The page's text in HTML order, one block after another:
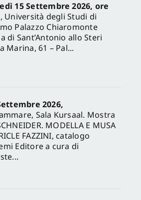
15 Settembre 2026, ore
Università degli Studi di
Palazzo Chiaromonte
di Sant’Antonio allo Steri
Marina, 61 – Pal...
2026,
Sala Kursaal. Mostra
MODELLA E MUSA
FAZZINI, catalogo
Editore a cura di